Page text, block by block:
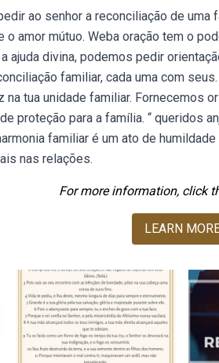
ao senhor a reconciliação de
o amor mútuo. Weba oração tem o
ajuda divina, podemos pedir
familiar, cada uma com
na tua unidade familiar. Fornecemos
proteção para a família. “ queridos
familiar é um ato de
nas relações.
For more information, click
LEARN